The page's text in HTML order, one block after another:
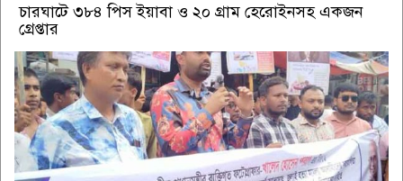
চারঘাটে ৩৮৪ পিস ইয়াবা ও ২০ গ্রাম হেরোইনসহ একজন
গ্রেপ্তার